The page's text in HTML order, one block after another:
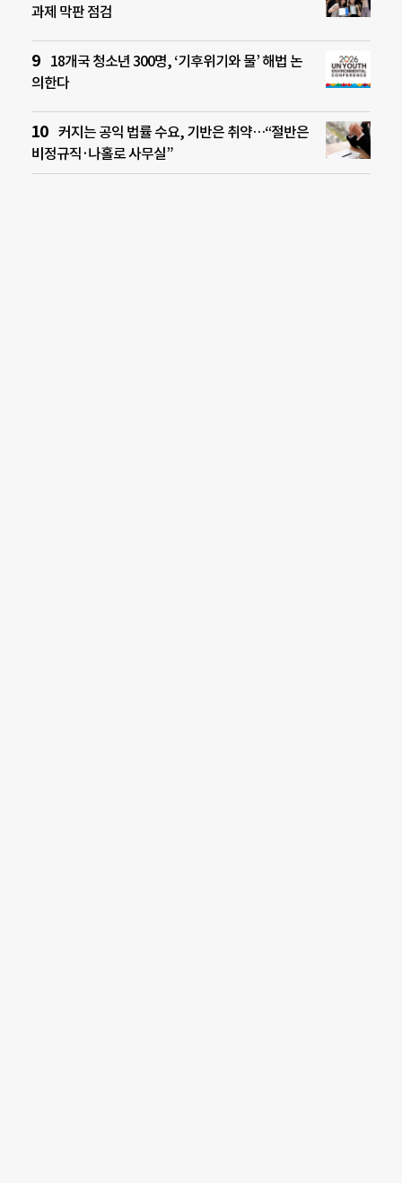
과제 막판 점검
18개국 청소년 300명, ‘기후위기와 물’ 해법 논
의한다
커지는 공익 법률 수요, 기반은 취약…“절반은
비정규직·나홀로 사무실”